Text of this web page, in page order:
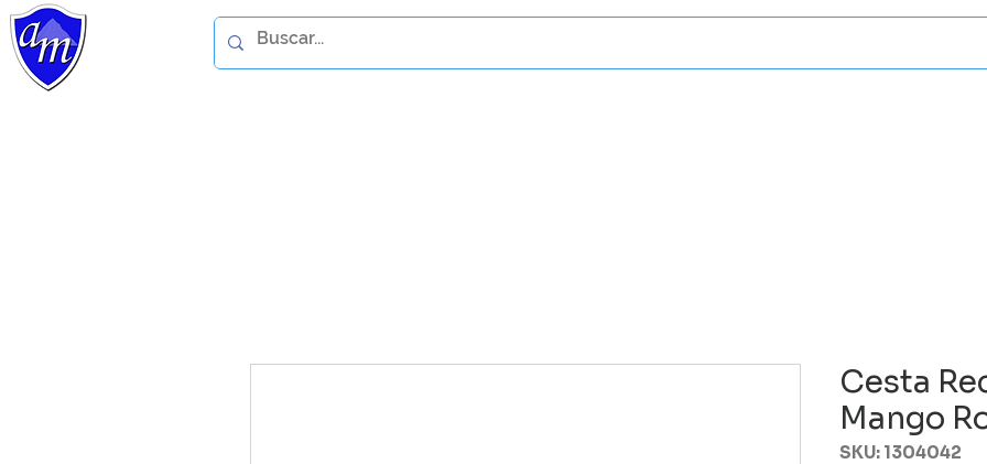
Cesta
Mango
SKU: 1304042